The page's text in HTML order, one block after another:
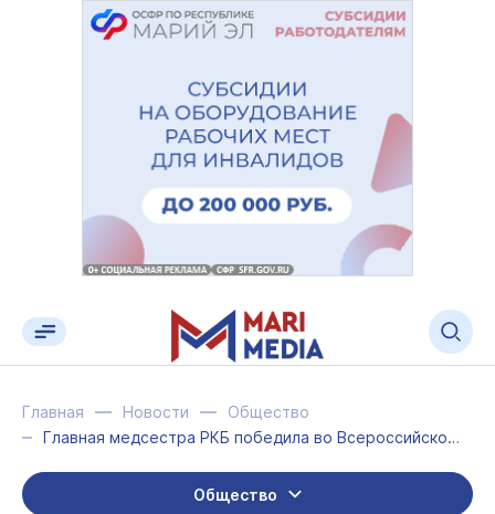
Главная Новости
Общество
Главная медсестра РКБ победила во Всероссийском конкурсе «Профессия в объективе»
Общество